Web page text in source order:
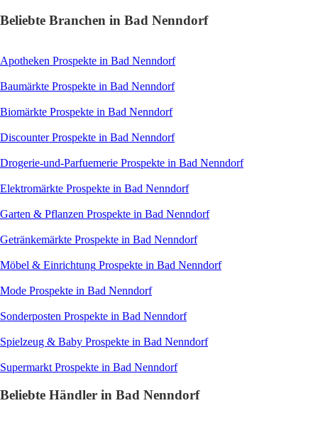
Beliebte Branchen in Bad Nenndorf
Apotheken Prospekte in Bad Nenndorf
Baumärkte Prospekte in Bad Nenndorf
Biomärkte Prospekte in Bad Nenndorf
DiscounterProspekte in Bad Nenndorf
Drogerie-und-Parfuemerie Prospekte in Bad Nenndorf
Elektromärkte Prospekte in Bad Nenndorf
Garten & Pflanzen Prospekte in Bad Nenndorf
Getränkemärkte Prospekte in Bad Nenndorf
Möbel & Einrichtung Prospekte in Bad Nenndorf
Mode Prospekte in Bad Nenndorf
Sonderposten Prospekte in Bad Nenndorf
Spielzeug & Baby Prospekte in Bad Nenndorf
Supermarkt Prospekte in Bad Nenndorf
Beliebte Händler in Bad Nenndorf